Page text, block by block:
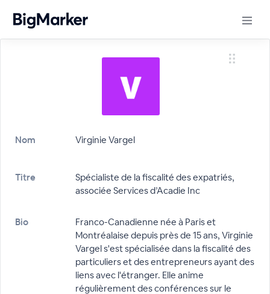
Nom Virginie Vargel
Titre
Spécialiste de la fiscalité des expatriés,
associée Services d’Acadie Inc
Bio
Franco-Canadienne née à Paris et
Montréalaise depuis près de 15 ans, Virginie
Vargel s'est spécialisée dans la fiscalité des
particuliers et des entrepreneurs ayant des
liens avec l'étranger. Elle anime
régulièrement des conférences sur le